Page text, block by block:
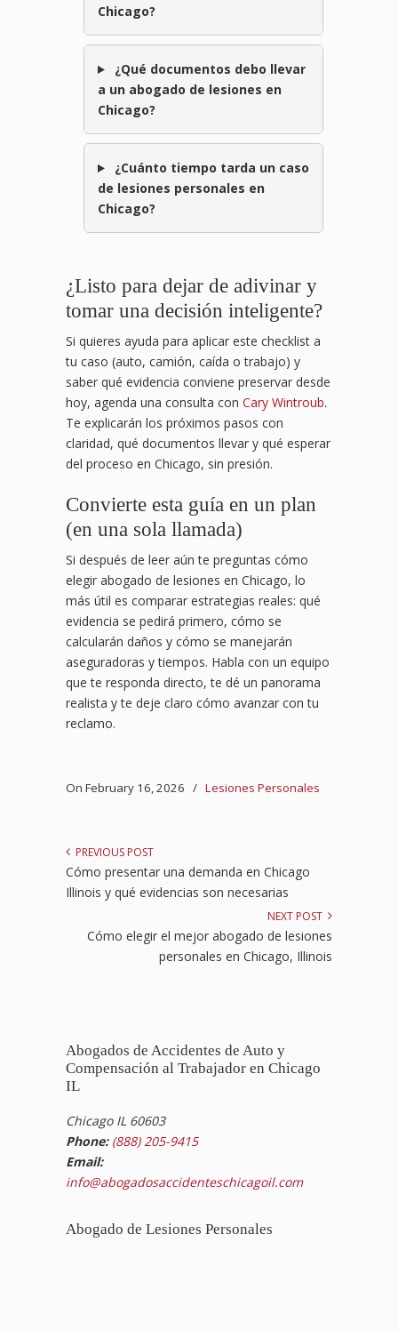
Chicago?
¿Qué documentos debo llevar
a un abogado de lesiones en
Chicago?
¿Cuánto tiempo tarda un caso
de lesiones personales en
Chicago?
¿Listo para dejar de adivinar y
tomar una decisión inteligente?
Si quieres ayuda para aplicar este checklist a
tu caso (auto, camión, caída o trabajo) y
saber qué evidencia conviene preservar desde
hoy, agenda una consulta con Cary Wintroub.
Te explicarán los próximos pasos con
claridad, qué documentos llevar y qué esperar
del proceso en Chicago, sin presión.
Convierte esta guía en un plan
(en una sola llamada)
Si después de leer aún te preguntas cómo
elegir abogado de lesiones en Chicago, lo
más útil es comparar estrategias reales: qué
evidencia se pedirá primero, cómo se
calcularán daños y cómo se manejarán
aseguradoras y tiempos. Habla con un equipo
que te responda directo, te dé un panorama
realista y te deje claro cómo avanzar con tu
reclamo.
On February 16, 2026 / Lesiones Personales
PREVIOUS POST
Cómo presentar una demanda en Chicago
Illinois y qué evidencias son necesarias
NEXT POST
Cómo elegir el mejor abogado de lesiones
personales en Chicago, Illinois
Abogados de Accidentes de Auto y
Compensación al Trabajador en Chicago
IL
Chicago IL 60603
Phone: (888) 205-9415
Email:
info@abogadosaccidenteschicagoil.com
Abogado de Lesiones Personales